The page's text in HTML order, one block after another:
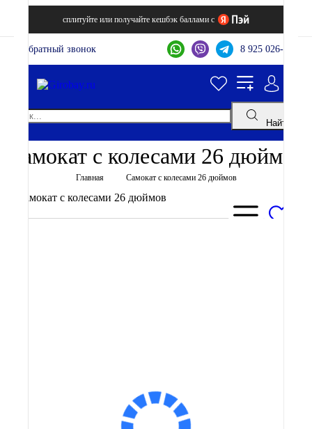
сплитуйте или получайте кешбэк баллами с
Обратный звонок 8 925 026-44-22
Найти
Самокат с колесами 26 дюймов
Главная Самокат с колесами 26 дюймов